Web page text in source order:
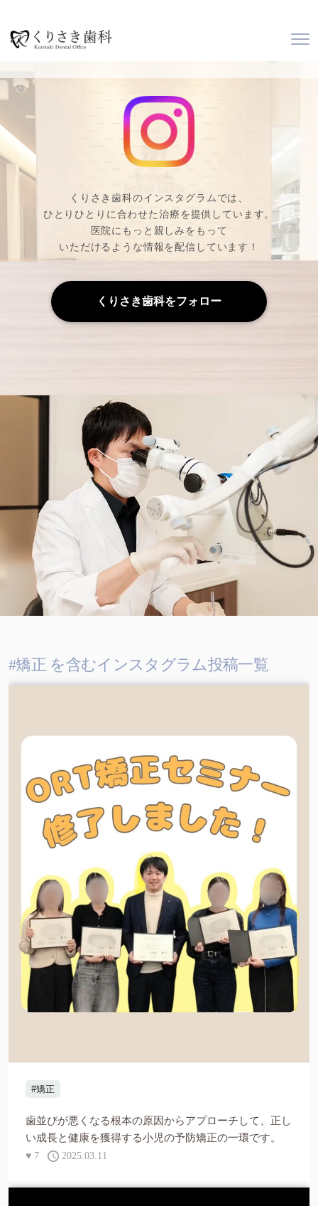
くりさき歯科のインスタグラムでは、
ひとりひとりに合わせた治療を提供しています。
医院にもっと親しみをもって
いただけるような情報を配信しています！
くりさき歯科をフォロー
#矯正 を含むインスタグラム投稿一覧
#矯正
歯並びが悪くなる根本の原因からアプローチして、正し
い成長と健康を獲得する小児の予防矯正の一環です。
♥ 7 2025.03.11